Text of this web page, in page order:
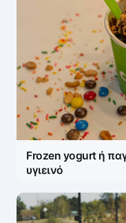
Η ηλ. διεύθυνση
υποχρεωτικά
Message*
Frozen yogurt ή
υγιεινό